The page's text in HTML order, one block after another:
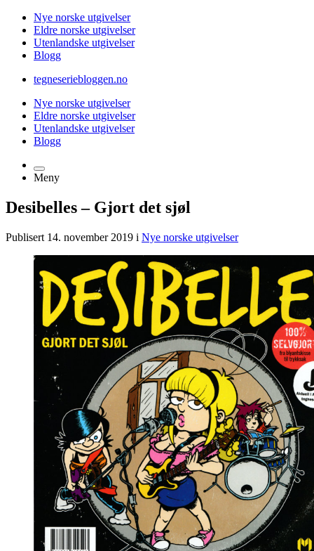
Nye norske utgivelser
Eldre norske utgivelser
Utenlandske utgivelser
Blogg
tegneseriebloggen.no
Nye norske utgivelser
Eldre norske utgivelser
Utenlandske utgivelser
Blogg
Meny
Desibelles – Gjort det sjøl
Publisert 14. november 2019 i Nye norske utgivelser